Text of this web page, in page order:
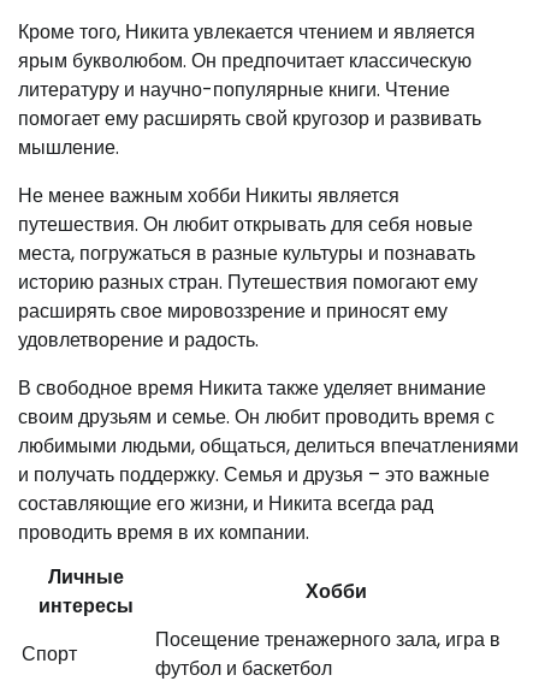
Кроме того, Никита увлекается чтением и является
ярым букволюбом. Он предпочитает классическую
литературу и научно-популярные книги. Чтение
помогает ему расширять свой кругозор и развивать
мышление.
Не менее важным хобби Никиты является
путешествия. Он любит открывать для себя новые
места, погружаться в разные культуры и познавать
историю разных стран. Путешествия помогают ему
расширять свое мировоззрение и приносят ему
удовлетворение и радость.
В свободное время Никита также уделяет внимание
своим друзьям и семье. Он любит проводить время с
любимыми людьми, общаться, делиться впечатлениями
и получать поддержку. Семья и друзья – это важные
составляющие его жизни, и Никита всегда рад
проводить время в их компании.
Личные
интересы
Хобби
Спорт
Посещение тренажерного зала, игра в
футбол и баскетбол